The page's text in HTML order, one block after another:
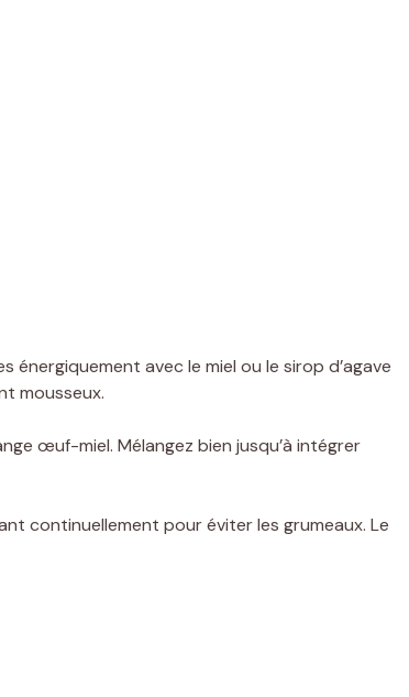
avec le miel ou le sirop d’agave
mousseux.
œuf-miel. Mélangez bien jusqu’à intégrer
continuellement pour éviter les grumeaux. Le